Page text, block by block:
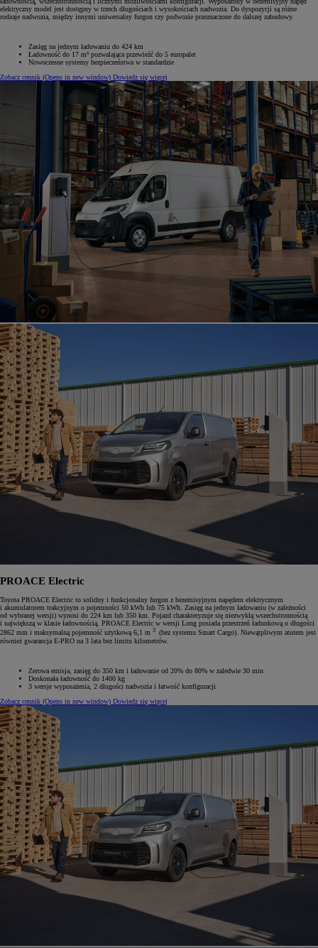
elektryczny model jest dostępny w trzech długościach i wysokościach nadwozia. Do dyspozycji są różne
rodzaje nadwozia, między innymi uniwersalny furgon czy podwozie przeznaczone do dalszej zabudowy.
Zasięg na jednym ładowaniu do 424 km
Ładowność do 17 m³ pozwalająca przewieźć do 5 europalet
Nowoczesne systemy bezpieczeństwa w standardzie
Zobacz cennik (Opens in new window) Dowiedz się więcej
PROACE Electric
Toyota PROACE Electric to solidny i funkcjonalny furgon z bezemisyjnym napędem elektrycznym
i akumulatorem trakcyjnym o pojemności 50 kWh lub 75 kWh. Zasięg na jednym ładowaniu (w zależności
od wybranej wersji) wynosi do 224 km lub 350 km. Pojazd charakteryzuje się niezwykłą wszechstronnością
i największą w klasie ładownością. PROACE Electric w wersji Long posiada przestrzeń ładunkową o długości
2862 mm i maksymalną pojemność użytkową 6,1 m 3 (bez systemu Smart Cargo). Niewątpliwym atutem jest
również gwarancja E-PRO na 3 lata bez limitu kilometrów.
Zerowa emisja, zasięg do 350 km i ładowanie od 20% do 80% w zaledwie 30 min
Doskonała ładowność do 1400 kg
3 wersje wyposażenia, 2‎ długości nadwozia i łatwość konfiguracji
Zobacz cennik (Opens in new window) Dowiedz się więcej